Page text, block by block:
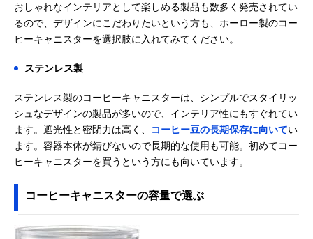
おしゃれなインテリアとして楽しめる製品も数多く発売されてい
るので、デザインにこだわりたいという方も、ホーロー製のコー
ヒーキャニスターを選択肢に入れてみてください。
ステンレス製
ステンレス製のコーヒーキャニスターは、シンプルでスタイリッ
シュなデザインの製品が多いので、インテリア性にもすぐれてい
ます。遮光性と密閉力は高く、
コーヒー豆の長期保存に向いてい
ます。容器本体が錆びないので長期的な使用も可能。初めてコー
ヒーキャニスターを買うという方にも向いています。
コーヒーキャニスターの容量で選ぶ